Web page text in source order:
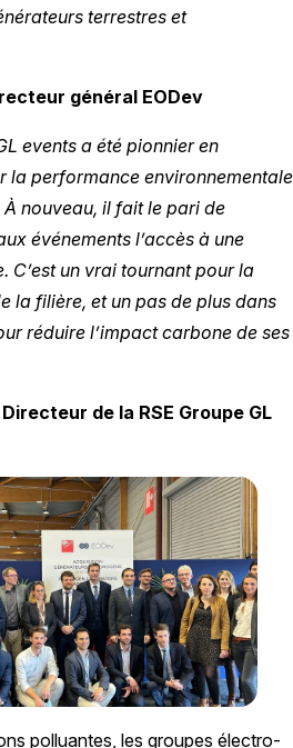
terrestres et
général EODev
events a été pionnier en
la performance environnementale
nouveau, il fait le pari de
événements l’accès à une
un vrai tournant pour la
la filière, et un pas de plus dans
réduire l’impact carbone de ses
de la RSE Groupe GL
polluantes, les groupes électro-